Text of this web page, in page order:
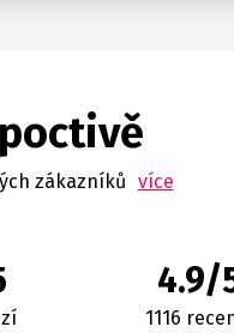
zákazníků více
4.9/
1116